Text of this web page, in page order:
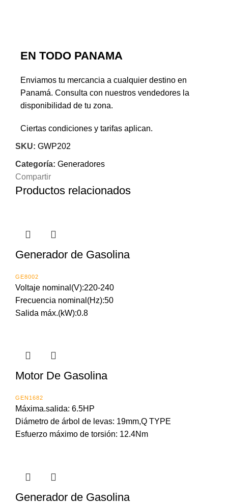
EN TODO PANAMA
Enviamos tu mercancia a cualquier destino en
Panamá. Consulta con nuestros vendedores la
disponibilidad de tu zona.
Ciertas condiciones y tarifas aplican.
SKU: GWP202
Categoría: Generadores
Compartir
Productos relacionados
Generador de Gasolina
GE8002
Voltaje nominal(V):220-240
Frecuencia nominal(Hz):50
Salida máx.(kW):0.8
Motor De Gasolina
GEN1682
Máxima.salida: 6.5HP
Diámetro de árbol de levas: 19mm,Q TYPE
Esfuerzo máximo de torsión: 12.4Nm
Generador de Gasolina